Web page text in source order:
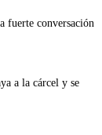
fuerte conversación
a la cárcel y se